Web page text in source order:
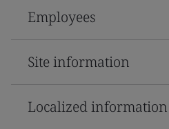
Employees
Site information
Localized information